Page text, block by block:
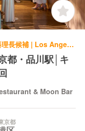
イタリアン, 洋食・西洋料理 | 料理長・料理長候補 | Los Angeles balcony Terrace Restaurant & Moon Bar
都・品川駅│キ
& Moon Bar
京都